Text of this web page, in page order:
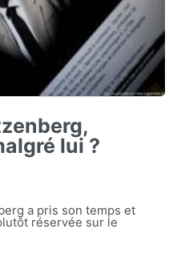
lui ?
a pris son temps et
réservée sur le